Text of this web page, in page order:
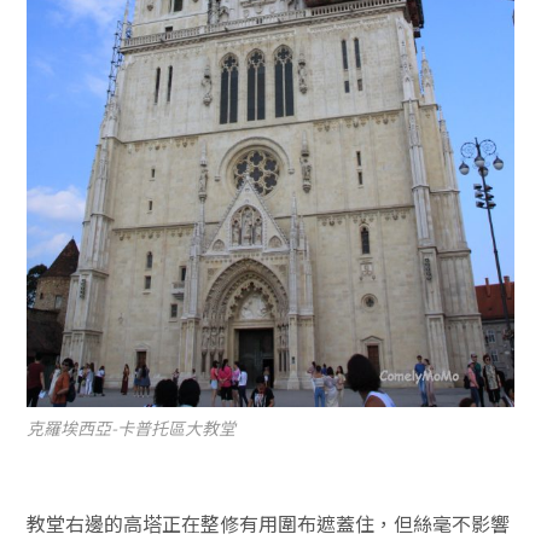
克羅埃西亞-卡普托區大教堂
教堂右邊的高塔正在整修有用圍布遮蓋住，但絲毫不影響